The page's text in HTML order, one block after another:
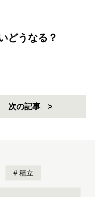
どうなる？
次の記事
積立